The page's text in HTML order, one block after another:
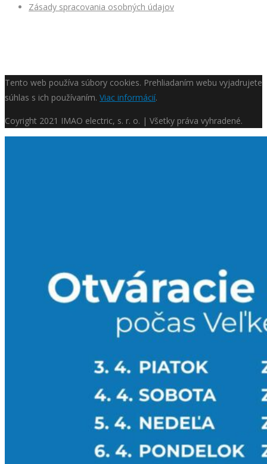
Zásady spracovania osobných údajov
Tento web používa súbory cookies. Prehliadaním webu vyjadrujete
súhlas s ich používaním. Viac informácií.
Coyright 2021 IMAO electric, s. r. o. | Všetky práva vyhradené.